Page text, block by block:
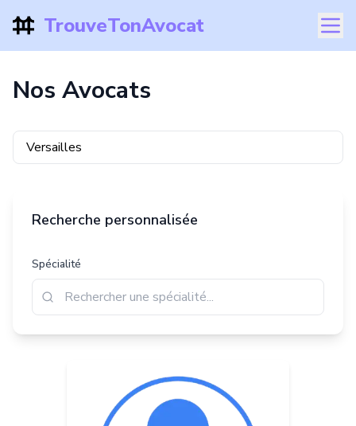
TrouveTonAvocat
Nos Avocats
Recherche personnalisée
Spécialité